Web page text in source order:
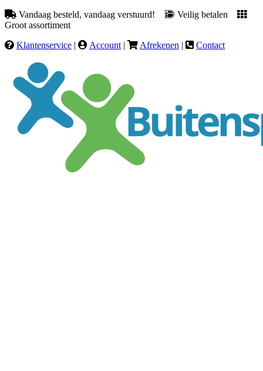
Vandaag besteld, vandaag verstuurd!
Veilig betalen
Groot assortiment
Klantenservice | Account | Afrekenen | Contact